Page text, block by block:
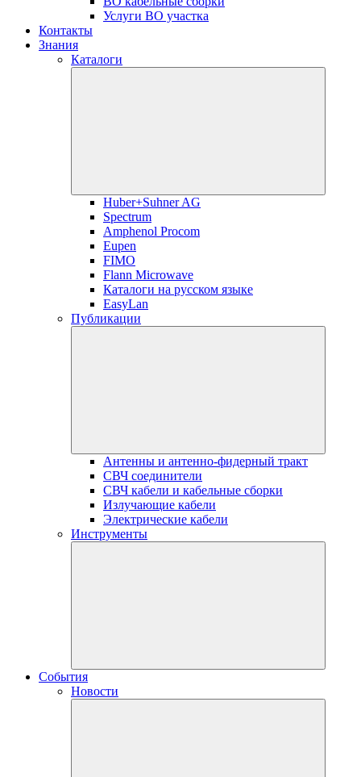
Услуги ВО участка
Контакты
Знания
Каталоги
Huber+Suhner AG
Spectrum
Amphenol Procom
Eupen
FIMO
Flann Microwave
Каталоги на русском языке
EasyLan
Публикации
Антенны и антенно-фидерный тракт
СВЧ соединители
СВЧ кабели и кабельные сборки
Излучающие кабели
Электрические кабели
Инструменты
События
Новости